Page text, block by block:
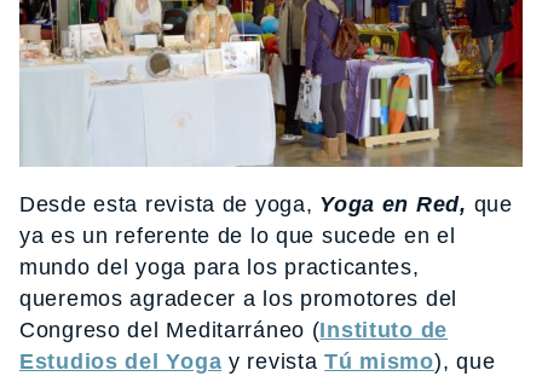
Desde esta revista de yoga, Yoga en Red, que
ya es un referente de lo que sucede en el
mundo del yoga para los practicantes,
queremos agradecer a los promotores del
Congreso del Meditarráneo (Instituto de
Estudios del Yoga y revistaTú mismo), que